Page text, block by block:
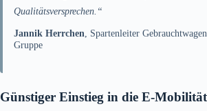
Qualitätsversprechen.“
Jannik Herrchen , Spartenleiter
Gruppe
Günstiger Einstieg in die E-Mobilität